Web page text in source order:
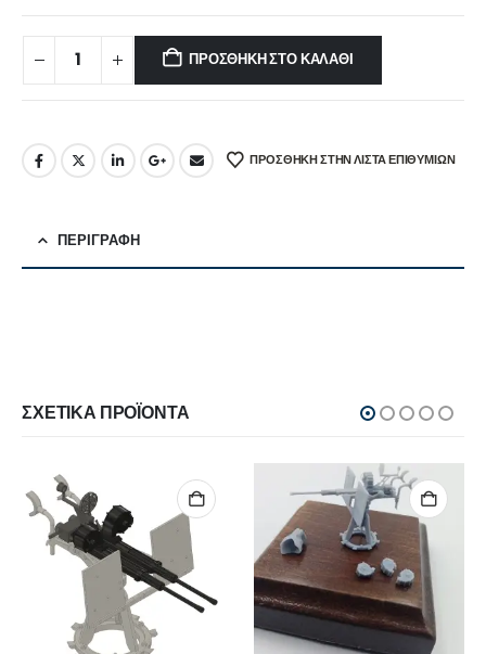
ΠΡΟΣΘΉΚΗ ΣΤΟ ΚΑΛΆΘΙ
ΠΡΌΣΘΉΚΗ ΣΤΗΝ ΛΊΣΤΑ ΕΠΙΘΥΜΙΏΝ
ΠΕΡΙΓΡΑΦΉ
ΣΧΕΤΙΚΆ ΠΡΟΪΌΝΤΑ